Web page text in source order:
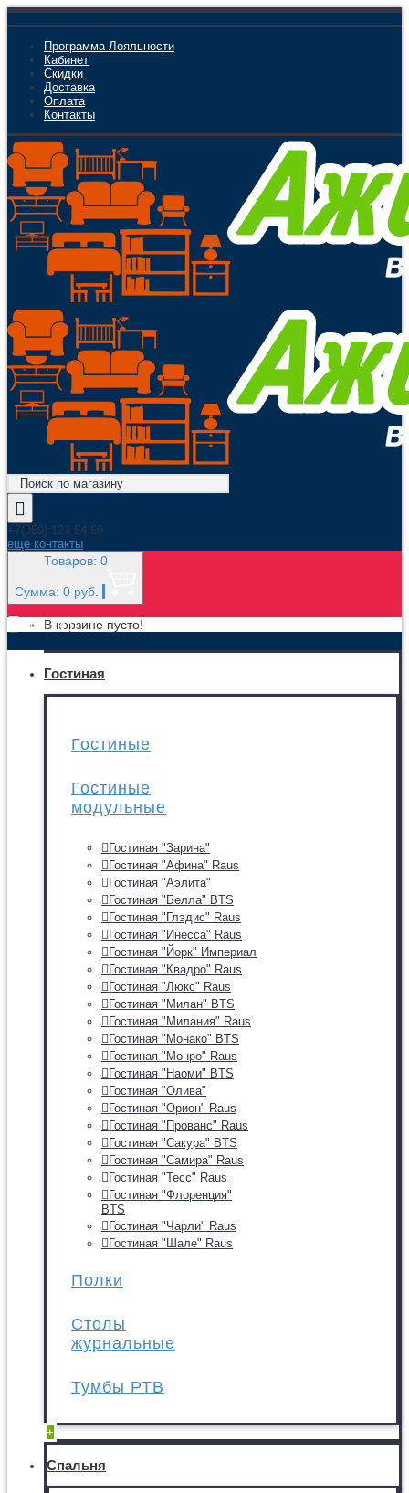
Программа Лояльности
Кабинет
Скидки
Доставка
Оплата
Контакты
+7(959)-123-54-69
еще контакты
Товаров: 0
Сумма: 0 руб.
В корзине пусто!
МЕНЮ
Гостиная
Гостиные
Гостиные
модульные
Гостиная "Зарина"
Гостиная "Афина" Raus
Гостиная "Аэлита"
Гостиная "Белла" BTS
Гостиная "Глэдис" Raus
Гостиная "Инесса" Raus
Гостиная "Йорк" Империал
Гостиная "Квадро" Raus
Гостиная "Люкс" Raus
Гостиная "Милан" BTS
Гостиная "Милания" Raus
Гостиная "Монако" BTS
Гостиная "Монро" Raus
Гостиная "Наоми" BTS
Гостиная "Олива"
Гостиная "Орион" Raus
Гостиная "Прованс" Raus
Гостиная "Сакура" BTS
Гостиная "Самира" Raus
Гостиная "Тесс" Raus
Гостиная "Флоренция"
BTS
Гостиная "Чарли" Raus
Гостиная "Шале" Raus
Полки
Столы
журнальные
Тумбы РТВ
+
Спальня